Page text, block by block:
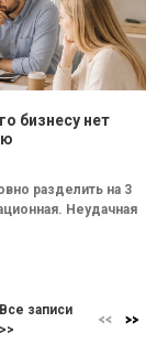
бизнесу нет
разделить на 3
Неудачная
Все записи
>>